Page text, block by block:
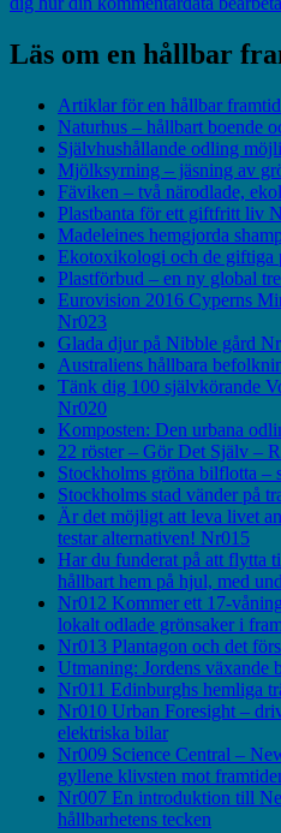
Läs om en hållbar
Artiklar för en hållbar framtid
Naturhus – hållbart boende
Självhushållande odling
Mjölksyrning – jäsning av
Fäviken – två närodlade,
Plastbanta för ett giftfritt liv
Madeleines hemgjorda
Ekotoxikologi och de giftiga
Plastförbud – en ny global
Eurovision 2016 Cyperns
Nr023
Glada djur på Nibble gård
Australiens hållbara
Tänk dig 100 självkörande
Nr020
Komposten: Den urbana
22 röster – Gör Det Själv –
Stockholms gröna bilflotta –
Stockholms stad vänder på
Är det möjligt att leva livet
testar alternativen! Nr015
Har du funderat på att flytta
hållbart hem på hjul, med
Nr012 Kommer ett 17-
lokalt odlade grönsaker i
Nr013 Plantagon och det
Utmaning: Jordens växande
Nr011 Edinburghs hemliga
Nr010 Urban Foresight –
elektriska bilar
Nr009 Science Central –
gyllene klivsten mot
Nr007 En introduktion till
hållbarhetens tecken